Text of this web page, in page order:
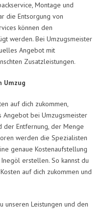
Montage und
die Entsorgung von
können den
werden. Bei Umzugsmeister
Angebot mit
Zusatzleistungen.
Umzug
auf dich zukommen,
bei Umzugsmeister
der Entfernung, der Menge
werden die Spezialisten
genaue Kostenaufstellung
erstellen. So kannst du
auf dich zukommen und
unseren Leistungen und den